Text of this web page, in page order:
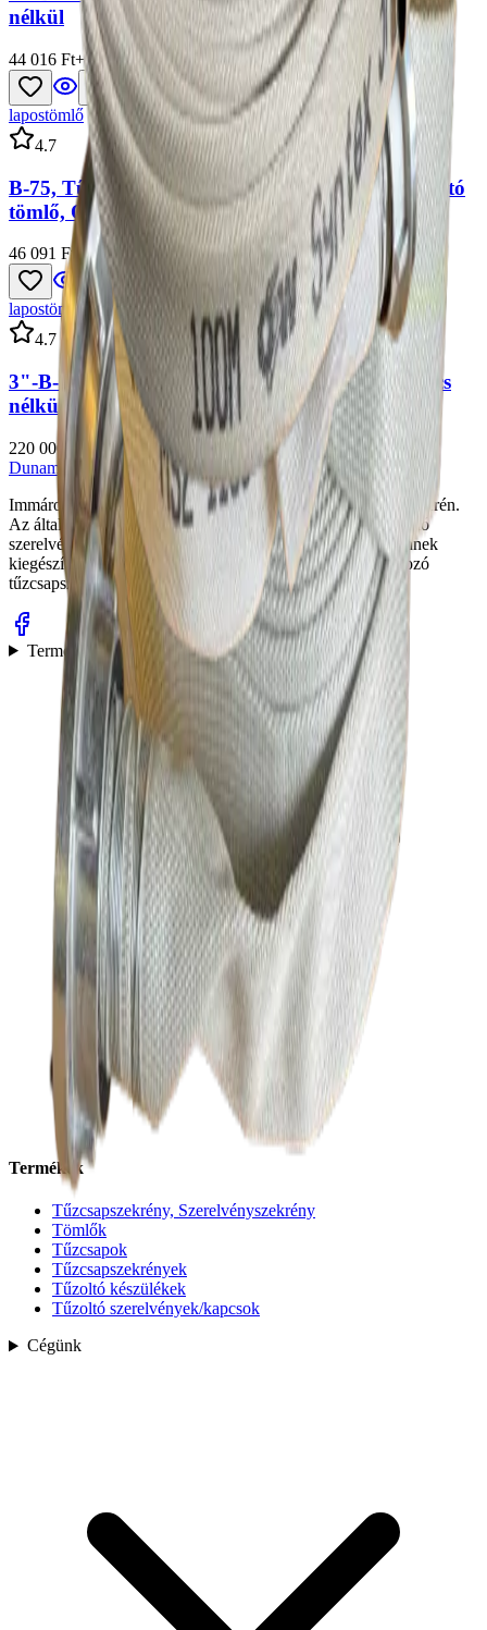
nélkül
44 016 Ft+ ÁFA
lapostömlő
4.7
B-75, Tűzoltó nyomótömlő, Rendszeresített Tűzoltó
tömlő, OSW Syntex 3F kovácsolt kapoccsal
46 091 Ft + ÁFA
lapostömlő
4.7
3"-B-75/100fm, Nyomótömlő, lapostömlő, kapocs
nélkül
220 000 Ft
+ ÁFA
Dunamenti
CSZKft.
Immáron 50 éve kezdtük el tevékenységünket a tűzvédelem terén.
Az általunk gyártott, és folyamatosan továbbfejlesztett tűzoltó
szerelvények jelenleg is a tűzvédelmi piac fontos részei. Ennek
kiegészítéseként, 30 éve kezdtük el a szerelvényekhez tartozó
tűzcsapszekrények gyártását.
Termékek
Termékek
Tűzcsapszekrény, Szerelvényszekrény
Tömlők
Tűzcsapok
Tűzcsapszekrények
Tűzoltó készülékek
Tűzoltó szerelvények/kapcsok
Cégünk